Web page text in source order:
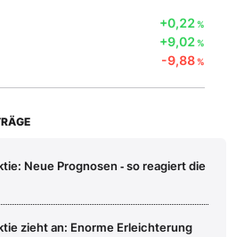
+0,22%
+9,02%
-9,88%
Neue Prognosen ‑ so reagiert die
zieht an: Enorme Erleichterung